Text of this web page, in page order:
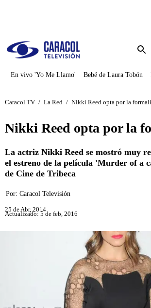
En vivo 'Yo Me Llamo' Bebé de Laura Tobón
Caracol TV / La Red / Nikki Reed opta por la
Nikki Reed opta por la
La actriz Nikki Reed se mostró muy
el estreno de la película 'Murder of a
de Cine de Tribeca
Por: Caracol Televisión
25 de Abr, 2014
Actualizado: 5 de feb, 2016